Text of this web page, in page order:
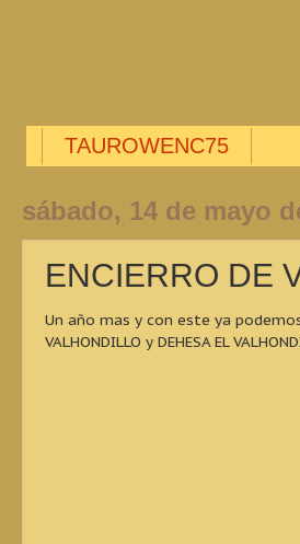
TAUROWENC75
sábado, 14 de mayo
ENCIERRO DE
Un año mas y con este ya
VALHONDILLO y DEHESA EL